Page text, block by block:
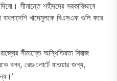
সীমান্তে শহীদদের সরকারিভাবে
খাদেমুলকে বিএসএফ গুলি করে
সীমান্তে অস্থিতিরতা বিরাজ
বলব, রেডএলার্টে যাওয়ার জন্য,